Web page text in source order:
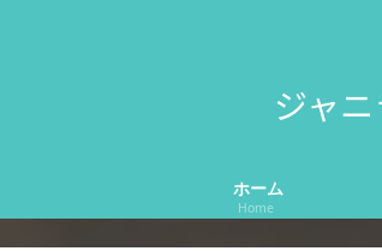
ジャ
ホーム
Home